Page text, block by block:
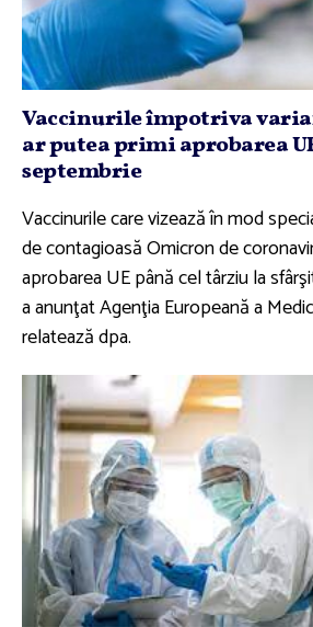
Vaccinurile împotriva
ar putea primi aprobarea
septembrie
Vaccinurile care vizează în mod
de contagioasă Omicron de
aprobarea UE până cel târziu la
a anunţat Agenţia Europeană a
relatează dpa.